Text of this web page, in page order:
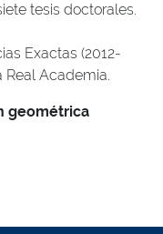
tesis doctorales.
Exactas (2012-
Real Academia.
geométrica